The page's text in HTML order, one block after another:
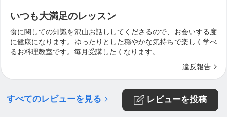
・ https://www.instagram.com/p/CZuEJ_ktBjo
雰囲気を知りたい」という方は
ロースイーツ体験会へのご参加もご検討ください♪
https://www.instagram.com/p/CrdmsXgJpf7
いつも大満足のレッスン
食に関しての知識を沢山お話ししてくださるので、お会いする度
に健康になります。ゆったりとした穏やかな気持ちで楽しく学べ
るお料理教室です。毎月受講したくなります。
違反報告
レビューを投稿
すべてのレビューを見る